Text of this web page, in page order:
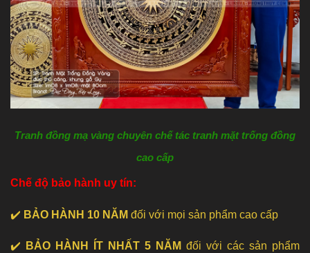
Tranh đồng mạ vàng chuyên chế tác tranh mặt trống đồng
cao cấp
Chế độ bảo hành uy tín:
✔️ BẢO HÀNH 10 NĂM đối với mọi sản phẩm cao cấp
✔️ BẢO HÀNH ÍT NHẤT 5 NĂM đối với các sản phẩm